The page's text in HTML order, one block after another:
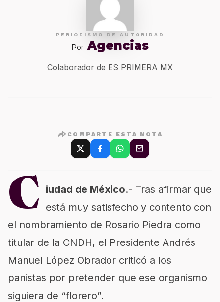
PERIODISMO DE AUTORIDAD
Por Agencias
Colaborador de ES PRIMERA MX
COMPARTE ESTA NOTA
C iudad de México.- Tras afirmar que
está muy satisfecho y contento con
el nombramiento de Rosario Piedra como
titular de la CNDH, el Presidente Andrés
Manuel López Obrador criticó a los
panistas por pretender que ese organismo
siguiera de “florero”.